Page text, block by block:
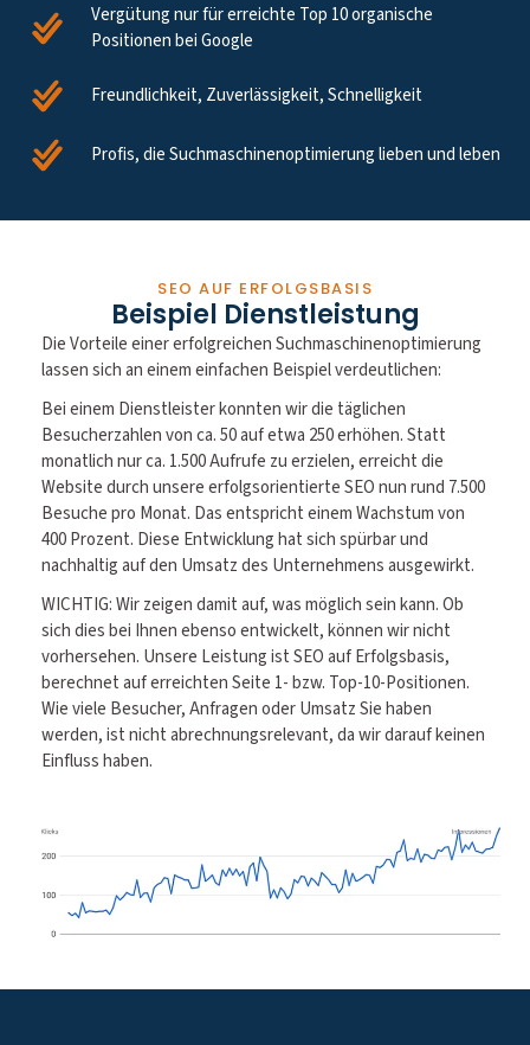
Vergütung nur für erreichte Top 10 organische
Positionen bei Google
Freundlichkeit, Zuverlässigkeit, Schnelligkeit
Profis, die Suchmaschinenoptimierung lieben und leben
SEO AUF ERFOLGSBASIS
Beispiel Dienstleistung
Die Vorteile einer erfolgreichen Suchmaschinenoptimierung
lassen sich an einem einfachen Beispiel verdeutlichen:
Bei einem Dienstleister konnten wir die täglichen
Besucherzahlen von ca. 50 auf etwa 250 erhöhen. Statt
monatlich nur ca. 1.500 Aufrufe zu erzielen, erreicht die
Website durch unsere erfolgsorientierte SEO nun rund 7.500
Besuche pro Monat. Das entspricht einem Wachstum von
400 Prozent. Diese Entwicklung hat sich spürbar und
nachhaltig auf den Umsatz des Unternehmens ausgewirkt.
WICHTIG: Wir zeigen damit auf, was möglich sein kann. Ob
sich dies bei Ihnen ebenso entwickelt, können wir nicht
vorhersehen. Unsere Leistung ist SEO auf Erfolgsbasis,
berechnet auf erreichten Seite 1- bzw. Top-10-Positionen.
Wie viele Besucher, Anfragen oder Umsatz Sie haben
werden, ist nicht abrechnungsrelevant, da wir darauf keinen
Einfluss haben.